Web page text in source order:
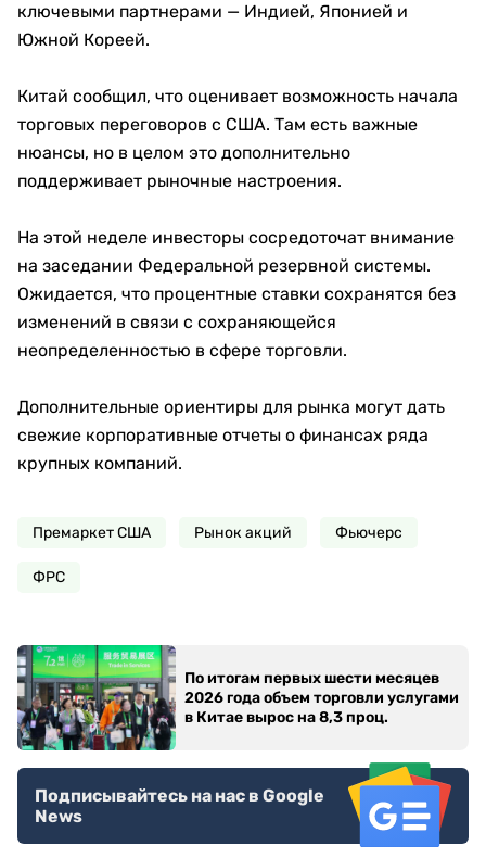
ключевыми партнерами — Индией, Японией и
Южной Кореей.
Китай сообщил, что оценивает возможность начала
торговых переговоров с США. Там есть важные
нюансы, но в целом это дополнительно
поддерживает рыночные настроения.
На этой неделе инвесторы сосредоточат внимание
на заседании Федеральной резервной системы.
Ожидается, что процентные ставки сохранятся без
изменений в связи с сохраняющейся
неопределенностью в сфере торговли.
Дополнительные ориентиры для рынка могут дать
свежие корпоративные отчеты о финансах ряда
крупных компаний.
Премаркет США Рынок акций Фьючерс
ФРС
По итогам первых шести месяцев
2026 года объем торговли услугами
в Китае вырос на 8,3 проц.
Подписывайтесь на нас в Google
News